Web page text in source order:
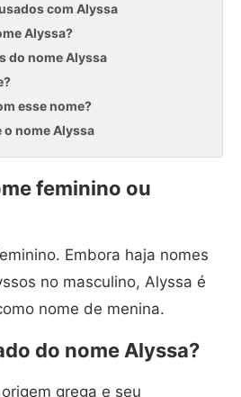
com Alyssa
Alyssa?
do nome Alyssa
esse nome?
nome Alyssa
feminino ou
Embora haja nomes
no masculino, Alyssa é
nome de menina.
do nome Alyssa?
grega e seu